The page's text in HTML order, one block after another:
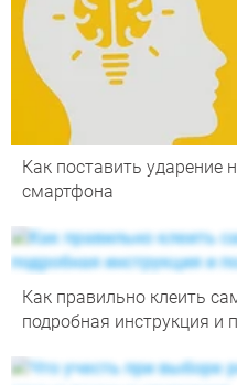
Как поставить ударение
смартфона
Как правильно клеить
подробная инструкция и